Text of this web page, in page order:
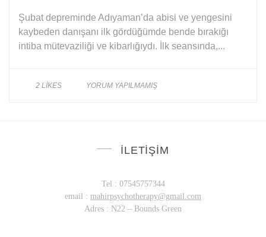
Şubat depreminde Adıyaman’da abisi ve yengesini
kaybeden danışanı ilk gördüğümde bende bırakığı
intiba mütevaziliği ve kibarlığıydı. İlk seansında,...
2 LIKES YORUM YAPILMAMIŞ
İLETIŞIM
Tel : 07545757344
email : mahirpsychotherapy@gmail.com
Adres : N22 – Bounds Green